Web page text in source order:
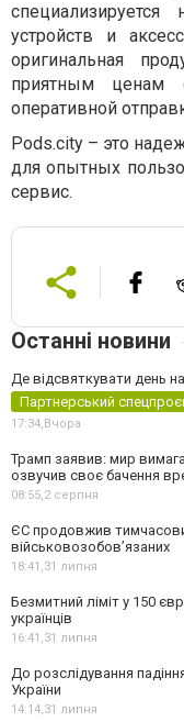
устройств и
оригинальная
приятным ценам
оперативной
Pods.city – это
для опытных
сервис.
Останні новини
Де відсвяткувати день
Партнерський
17:34,Вчора
Трамп заявив: мир
озвучив своє бачення
08:55,2 серпня
ЄС продовжив
військовозобов’язаних
18:41,31 липня
Безмитний ліміт у 150
українців
16:41,31 липня
До розслідування
України
14:14,31 липня